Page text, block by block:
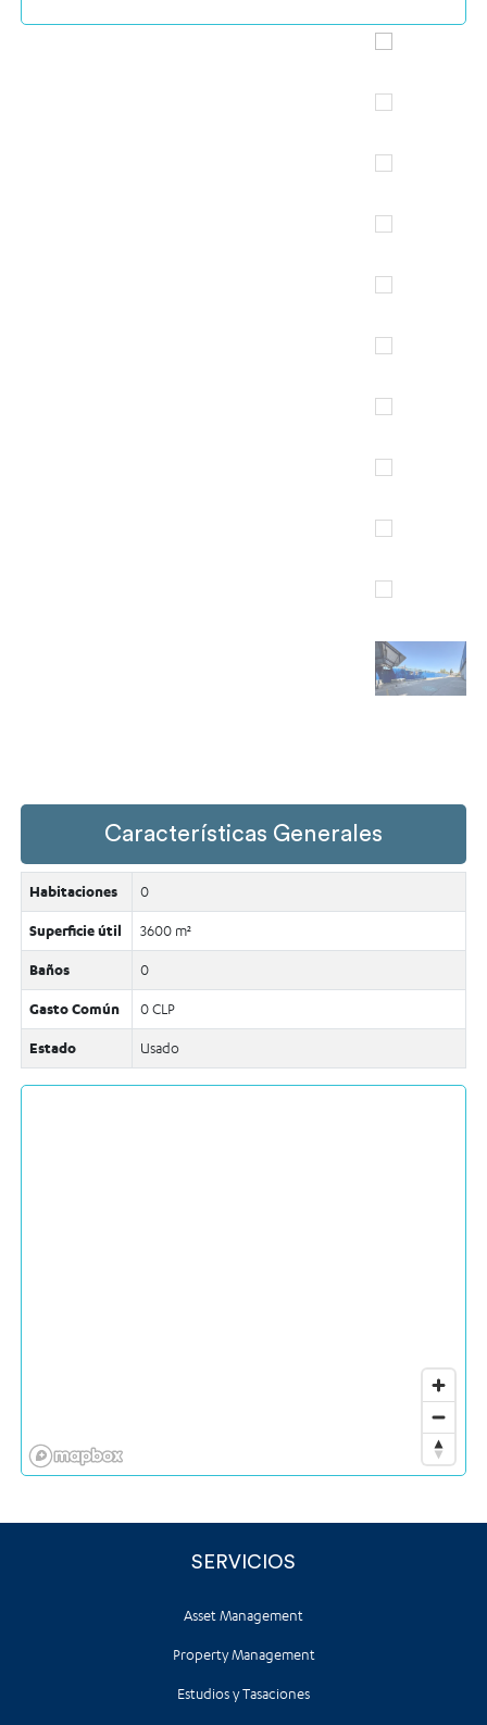
Características Generales
Habitaciones 0
Superficie útil 3600 m²
Baños 0
Gasto Común 0 CLP
Estado Usado
SERVICIOS
Asset Management
Property Management
Estudios y Tasaciones